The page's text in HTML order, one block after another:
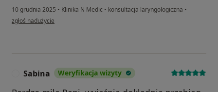
10 grudnia 2025 • Klinika N Medic • konsultacja laryngologiczna •
w opinii użytkownika Małgorzata
zgłoś nadużycie
Sabina Weryfikacja wizyty